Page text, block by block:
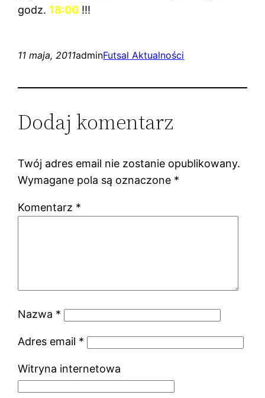
godz. 18:00 !!!
11 maja, 2011adminFutsal Aktualności
Dodaj komentarz
Twój adres email nie zostanie opublikowany.
Wymagane pola są oznaczone *
Komentarz *
Nazwa *
Adres email *
Witryna internetowa